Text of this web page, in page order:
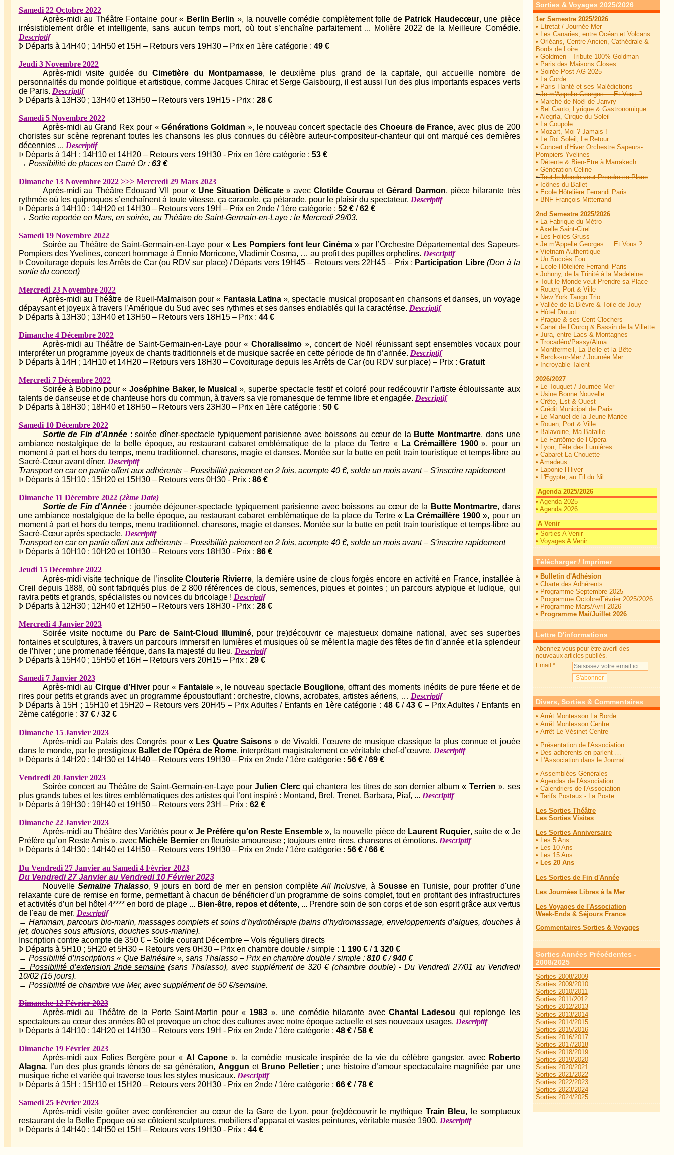
Samedi 22 Octobre 2022
Après-midi au Théâtre Fontaine pour « Berlin Berlin », la nouvelle comédie complètement folle de Patrick Haudecœur, une pièce
irrésistiblement drôle et intelligente, sans aucun temps mort, où tout s’enchaîne parfaitement ... Molière 2022 de la Meilleure Comédie.
Descriptif
ÞDéparts à 14H40 ; 14H50 et 15H – Retours vers 19H30 – Prix en 1ère catégorie : 49 €
Jeudi 3 Novembre 2022
Après-midi visite guidée duCimetière du Montparnasse, le deuxième plus grand de la capitale, qui accueille nombre de
personnalités du monde politique et artistique, comme Jacques Chirac et Serge Gaisbourg, il est aussi l'un des plus importants espaces verts
de Paris. Descriptif
ÞDéparts à 13H30 ; 13H40 et 13H50 – Retours vers 19H15 - Prix : 28 €
Samedi 5 Novembre 2022
Après-midi au Grand Rex pour «Générations Goldman », le nouveau concert spectacle des Choeurs de France, avec plus de 200
choristes sur scène reprenant toutes les chansons les plus connues du célèbre auteur-compositeur-chanteur qui ont marqué ces dernières
décennies ... Descriptif
ÞDéparts à 14H ; 14H10 et 14H20 – Retours vers 19H30 - Prix en 1ère catégorie : 53 €
→ Possibilité de places en Carré Or : 63 €
Dimanche 13 Novembre 2022>>> Mercredi 29 Mars 2023
Après-midi au Théâtre Edouard VII pour «Une Situation Délicate» avecClotilde CourauetGérard Darmon, pièce hilarante très
rythmée où les quiproquos s’enchaînent à toute vitesse, ça caracole, ça pétarade, pour le plaisir du spectateur.Descriptif
ÞDéparts à 14H10 ; 14H20 et 14H30 – Retours vers 19H – Prix en 2nde / 1ère catégorie :52 €/62 €
→ Sortie reportée en Mars, en soirée, au Théâtre de Saint-Germain-en-Laye : le Mercredi 29/03.
Samedi 19 Novembre 2022
Soirée au Théâtre de Saint-Germain-en-Laye pour « Les Pompiers font leur Cinéma » par l’Orchestre Départemental des Sapeurs-
Pompiers des Yvelines, concert hommage à Ennio Morricone, Vladimir Cosma, … au profit des pupilles orphelins. Descriptif
ÞCovoiturage depuis les Arrêts de Car (ou RDV sur place) / Départs vers 19H45 – Retours vers 22H45 – Prix : Participation Libre (Don à la
sortie du concert)
Mercredi 23 Novembre 2022
Après-midi au Théâtre de Rueil-Malmaison pour « Fantasia Latina», spectacle musical proposant en chansons et danses, un voyage
dépaysant et joyeux à travers l’Amérique du Sud avec ses rythmes et ses danses endiablés qui la caractérise. Descriptif
ÞDéparts à 13H30 ; 13H40 et 13H50 – Retours vers 18H15 – Prix : 44 €
Dimanche 4 Décembre 2022
Après-midi au Théâtre de Saint-Germain-en-Laye pour « Choralissimo», concert de Noël réunissant sept ensembles vocaux pour
interpréter un programme joyeux de chants traditionnels et de musique sacrée en cette période de fin d’année. Descriptif
ÞDéparts à 14H ; 14H10 et 14H20 – Retours vers 18H30 – Covoiturage depuis les Arrêts de Car (ou RDV sur place) – Prix : Gratuit
Mercredi 7 Décembre 2022
Soirée à Bobino pour « Joséphine Baker, le Musical », superbe spectacle festif et coloré pour redécouvrir l’artiste éblouissante aux
talents de danseuse et de chanteuse hors du commun, à travers sa vie romanesque de femme libre et engagée. Descriptif
ÞDéparts à 18H30 ; 18H40 et 18H50 – Retours vers 23H30 – Prix en 1ère catégorie : 50 €
Samedi 10 Décembre 2022
Sortie de Fin d’Année: soirée dîner-spectacle typiquement parisienne avec boissons au cœur de la Butte Montmartre, dans une
ambiance nostalgique de la belle époque, au restaurant cabaret emblématique de la place du Tertre « La Crémaillère 1900», pour un
moment à part et hors du temps, menu traditionnel, chansons, magie et danses. Montée sur la butte en petit train touristique et temps-libre au
Sacré-Cœur avant dîner. Descriptif
Transport en car en partie offert aux adhérents – Possibilité paiement en 2 fois, acompte 40 €, solde un mois avant – S'inscrire rapidement
ÞDéparts à 15H10 ; 15H20 et 15H30 – Retours vers 0H30 - Prix : 86 €
Dimanche 11 Décembre 2022 (2ème Date)
Sortie de Fin d’Année : journée déjeuner-spectacle typiquement parisienne avec boissons au cœur de la Butte Montmartre, dans
une ambiance nostalgique de la belle époque, au restaurant cabaret emblématique de la place du Tertre « La Crémaillère 1900 », pour un
moment à part et hors du temps, menu traditionnel, chansons, magie et danses. Montée sur la butte en petit train touristique et temps-libre au
Sacré-Cœur après spectacle. Descriptif
Transport en car en partie offert aux adhérents – Possibilité paiement en 2 fois, acompte 40 €, solde un mois avant – S'inscrire rapidement
ÞDéparts à 10H10 ; 10H20 et 10H30 – Retours vers 18H30 - Prix : 86 €
Jeudi 15 Décembre 2022
Après-midi visite technique de l’insoliteClouterie Rivierre, la dernière usine de clous forgés encore en activité en France, installée à
Creil depuis 1888, où sont fabriqués plus de 2 800 références de clous, semences, piques et pointes ; un parcours atypique et ludique, qui
ravira petits et grands, spécialistes ou novices du bricolage ! Descriptif
ÞDéparts à 12H30 ; 12H40 et 12H50 – Retours vers 18H30 - Prix : 28 €
Mercredi 4 Janvier 2023
Soirée visite nocturne du
Parc de Saint-Cloud Illuminé, pour (re)découvrir ce majestueux domaine national, avec ses superbes
fontaines et sculptures, à travers un parcours immersif en lumières et musiques où se mêlent la magie des fêtes de fin d’année et la splendeur
de l’hiver ; une promenade féérique, dans la majesté du lieu. Descriptif
ÞDéparts à 15H40 ; 15H50 et 16H – Retours vers 20H15 – Prix : 29 €
Samedi 7 Janvier 2023
Après-midi au Cirque d’Hiverpour « Fantaisie», le nouveau spectacle Bouglione, offrant des moments inédits de pure féerie et de
rires pour petits et grands avec un programme époustouflant : orchestre, clowns, acrobates, artistes aériens, … Descriptif
ÞDéparts à 15H ; 15H10 et 15H20 – Retours vers 20H45 – Prix Adultes / Enfants en 1ère catégorie : 48 €/43 € – Prix Adultes / Enfants en
2ème catégorie : 37 €/32 €
Dimanche 15 Janvier 2023
Après-midi au Palais des Congrès pour « Les Quatre Saisons » de Vivaldi, l’œuvre de musique classique la plus connue et jouée
dans le monde, par le prestigieux Ballet de l’Opéra de Rome, interprétant magistralement ce véritable chef-d’œuvre. Descriptif
ÞDéparts à 14H20 ; 14H30 et 14H40 – Retours vers 19H30 – Prix en 2nde / 1ère catégorie : 56 €/69 €
Vendredi 20 Janvier 2023
Soirée concert au Théâtre de Saint-Germain-en-Laye pourJulien Clerc qui chantera les titres de son dernier album « Terrien », ses
plus grands tubes et les titres emblématiques des artistes qui l’ont inspiré : Montand, Brel, Trenet, Barbara, Piaf, ... Descriptif
ÞDéparts à 19H30 ; 19H40 et 19H50 – Retours vers 23H – Prix : 62 €
Dimanche 22 Janvier 2023
Après-midi au Théâtre des Variétés pour « Je Préfère qu’on Reste Ensemble», la nouvelle pièce de Laurent Ruquier, suite de « Je
Préfère qu’on Reste Amis », avec Michèle Bernieren fleuriste amoureuse ; toujours entre rires, chansons et émotions. Descriptif
ÞDéparts à 14H30 ; 14H40 et 14H50 – Retours vers 19H30 – Prix en 2nde / 1ère catégorie : 56 €/66 €
Du Vendredi 27 Janvier au Samedi 4 Février 2023
Du Vendredi 27 Janvier au Vendredi 10 Février 2023
Nouvelle Semaine Thalasso, 9 jours en bord de mer en pension complète All Inclusive, àSousse en Tunisie, pour profiter d'une
relaxante cure de remise en forme, permettant à chacun de bénéficier d’un programme de soins complet, tout en profitant des infrastructures
et activités d’un bel hôtel 4**** en bord de plage ... Bien-être, repos et détente, ... Prendre soin de son corps et de son esprit grâce aux vertus
de l'eau de mer. Descriptif
→ Hammam, parcours bio-marin, massages complets et soins d’hydrothérapie (bains d’hydromassage, enveloppements d’algues, douches à
jet, douches sous affusions, douches sous-marine).
Inscription contre acompte de 350 € – Solde courant Décembre – Vols réguliers directs
ÞDéparts à 5H10 ; 5H20 et 5H30 – Retours vers 0H30 – Prix en chambre double / simple : 1 190 €/ 1 320 €
→ Possibilité d’inscriptions « Que Balnéaire », sans Thalasso – Prix en chambre double / simple : 810 €/940 €
→ Possibilité d’extension 2nde semaine (sans Thalasso), avec supplément de 320 € (chambre double) - Du Vendredi 27/01 au Vendredi
10/02 (15 jours).
→ Possibilité de chambre vue Mer, avec supplément de 50 €/semaine.
Dimanche 12 Février 2023
Après-midi au Théâtre de la Porte Saint-Martin pour «1983», une comédie hilarante avecChantal Ladesouqui replonge les
spectateurs au cœur des années 80 et provoque un choc des cultures avec notre époque actuelle et ses nouveaux usages.Descriptif
ÞDéparts à 14H10 ; 14H20 et 14H30 – Retours vers 19H - Prix en 2nde / 1ère catégorie :48 €/58 €
Dimanche 19 Février 2023
Après-midi aux Folies Bergère pour «Al Capone », la comédie musicale inspirée de la vie du célèbre gangster, avec Roberto
Alagna, l’un des plus grands ténors de sa génération,Anggun et Bruno Pelletier; une histoire d’amour spectaculaire magnifiée par une
musique riche et variée qui traverse tous les styles musicaux. Descriptif
ÞDéparts à 15H ; 15H10 et 15H20 – Retours vers 20H30 - Prix en 2nde / 1ère catégorie : 66 €/78 €
Samedi 25 Février 2023
Après-midi visite goûter avec conférencier au cœur de la Gare de Lyon, pour (re)découvrir le mythique Train Bleu, le somptueux
restaurant de la Belle Epoque où se côtoient sculptures, mobiliers d'apparat et vastes peintures, véritable musée 1900. Descriptif
ÞDéparts à 14H40 ; 14H50 et 15H – Retours vers 19H30 - Prix : 44 €
Sorties & Voyages 2025/2026
1er Semestre 2025/2026
• Etretat / Journée Mer
• Les Canaries, entre Océan et Volcans
• Orléans, Centre Ancien, Cathédrale &
Bords de Loire
• Goldmen - Tribute 100% Goldman
• Paris des Maisons Closes
• Soirée Post-AG 2025
• La Corde
• Paris Hanté et ses Malédictions
• Je m'Appelle Georges ... Et Vous ?
• Marché de Noël de Janvry
• Bel Canto, Lyrique & Gastronomique
• Alegría, Cirque du Soleil
• La Coupole
• Mozart, Moi ? Jamais !
• Le Roi Soleil, Le Retour
• Concert d'Hiver Orchestre Sapeurs-
Pompiers Yvelines
• Détente & Bien-Etre à Marrakech
• Génération Céline
• Tout le Monde veut Prendre sa Place
• Icônes du Ballet
• Ecole Hôtelière Ferrandi Paris
• BNF François Mitterrand
2nd Semestre 2025/2026
• La Fabrique du Métro
• Axelle Saint-Cirel
• Les Folies Gruss
• Je m'Appelle Georges ... Et Vous ?
• Vietnam Authentique
• Un Succès Fou
• Ecole Hôtelière Ferrandi Paris
• Johnny, de la Trinité à la Madeleine
• Tout le Monde veut Prendre sa Place
• Rouen, Port & Ville
• New York Tango Trio
• Vallée de la Bièvre & Toile de Jouy
• Hôtel Drouot
• Prague & ses Cent Clochers
• Canal de l’Ourcq & Bassin de la Villette
• Jura, entre Lacs & Montagnes
• Trocadéro/Passy/Alma
• Montfermeil, La Belle et la Bête
• Berck-sur-Mer / Journée Mer
•
Incroyable Talent
2026/2027
• Le Touquet / Journée Mer
• Usine Bonne Nouvelle
• Crête, Est & Ouest
• Crédit Municipal de Paris
• Le Manuel de la Jeune Mariée
• Rouen, Port & Ville
• Balavoine, Ma Bataille
• Le Fantôme de l’Opéra
• Lyon, Fête des Lumières
• Cabaret La Chouette
• Amadeus
• Laponie l’Hiver
• L'Egypte, au Fil du Nil
Agenda 2025/2026
• Agenda 2025
• Agenda 2026
A Venir
• Sorties A Venir
• Voyages A Venir
Télécharger / Imprimer
• Bulletin d'Adhésion
• Charte des Adhérents
• Programme Septembre 2025
• Programme Octobre/Février 2025/2026
• Programme Mars/Avril 2026
• Programme Mai/Juillet 2026
Lettre D'informations
Abonnez-vous pour être averti des
nouveaux articles publiés.
Email
Divers, Sorties & Commentaires
• Arrêt Montesson La Borde
• Arrêt Montesson Centre
• Arrêt Le Vésinet Centre
• Présentation de l'Association
• Des adhérents en parlent …
• L'Association dans le Journal
• Assemblées Générales
• Agendas de l'Association
• Calendriers de l'Association
• Tarifs Postaux - La Poste
Les Sorties Théâtre
Les Sorties Visites
Les Sorties Anniversaire
• Les 5 Ans
• Les 10 Ans
• Les 15 Ans
• Les 20 Ans
Les Sorties de Fin d'Année
Les Journées Libres à la Mer
Les Voyages de l'Association
Week-Ends & Séjours France
Commentaires Sorties & Voyages
Sorties Années Précédentes -
2008/2025
Sorties 2008/2009
Sorties 2009/2010
Sorties 2010/2011
Sorties 2011/2012
Sorties 2012/2013
Sorties 2013/2014
Sorties 2014/2015
Sorties 2015/2016
Sorties 2016/2017
Sorties 2017/2018
Sorties 2018/2019
Sorties 2019/2020
Sorties 2020/2021
Sorties 2021/2022
Sorties 2022/2023
Sorties 2023/2024
Sorties 2024/2025